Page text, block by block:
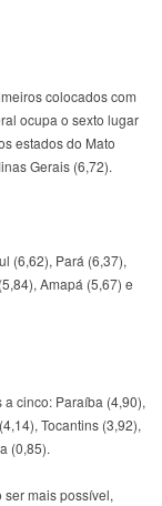
colocados com
ocupa o sexto lugar
estados do Mato
Gerais (6,72).
(6,62), Pará (6,37),
Amapá (5,67) e
cinco: Paraíba (4,90),
Tocantins (3,92),
(0,85).
mais possível,